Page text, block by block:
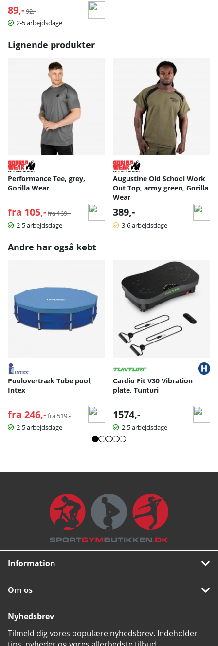
89,- Normalpris:
92,-
2-5 arbejdsdage
Lignende produkter
Performance Tee, grey,
Gorilla Wear
fra 105,- Normalpris:
fra 169,-
2-5 arbejdsdage
Augustine Old School Work
Out Top, army green, Gorilla
Wear
389,-
3-6 arbejdsdage
Andre har også købt
Poolovertræk Tube pool,
Intex
fra 246,- Normalpris:
fra 519,-
2-5 arbejdsdage
Cardio Fit V30 Vibration
plate, Tunturi
1574,-
2-5 arbejdsdage
Information
Om os
Nyhedsbrev
Tilmeld dig vores populære nyhedsbrev. Indeholder